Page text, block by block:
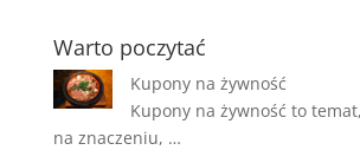
Warto poczytać
Kupony na żywność
Kupony na żywność to
na znaczeniu, …